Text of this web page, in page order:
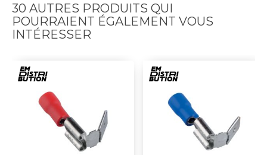
30 AUTRES PRODUITS QUI
POURRAIENT ÉGALEMENT VOUS
INTÉRESSER